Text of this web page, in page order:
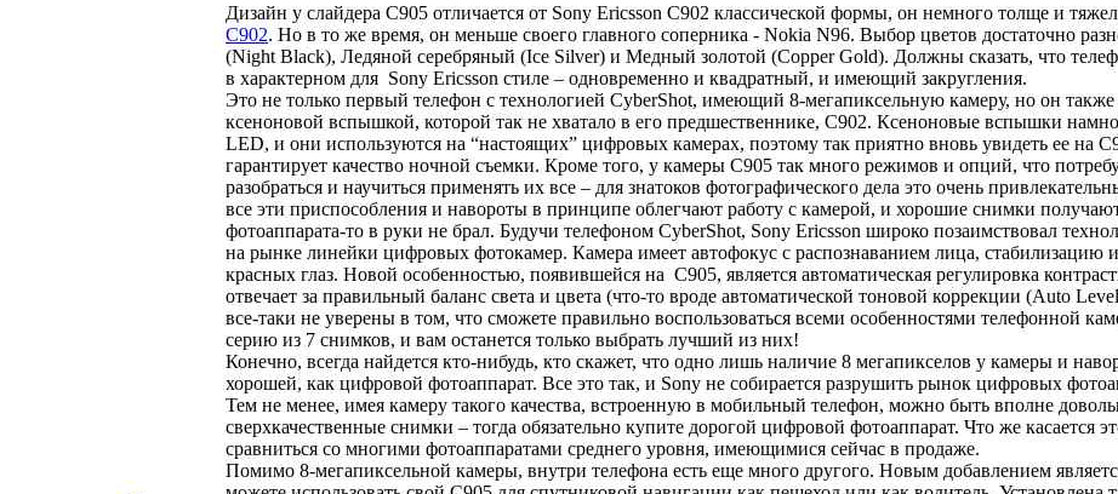
Дизайн у слайдера C905 отличается от Sony Ericsson C902 классической формы, он немного толще и
C902. Но в то же время, он меньше своего главного соперника - Nokia N96. Выбор цветов достаточно
(Night Black), Ледяной серебряный (Ice Silver) и Медный золотой (Copper Gold). Должны сказать, что
в характерном для Sony Ericsson стиле – одновременно и квадратный, и имеющий закругления.
Это не только первый телефон с технологией CyberShot, имеющий 8-мегапиксельную камеру, но он также
ксеноновой вспышкой, которой так не хватало в его предшественнике, C902. Ксеноновые вспышки
LED, и они используются на “настоящих” цифровых камерах, поэтому так приятно вновь увидеть ее на
гарантирует качество ночной съемки. Кроме того, у камеры C905 так много режимов и опций, что
разобраться и научиться применять их все – для знатоков фотографического дела это очень
все эти приспособления и навороты в принципе облегчают работу с камерой, и хорошие снимки
фотоаппарата-то в руки не брал. Будучи телефоном CyberShot, Sony Ericsson широко позаимствовал
на рынке линейки цифровых фотокамер. Камера имеет автофокус с распознаванием лица, стабилизацию
красных глаз. Новой особенностью, появившейся на C905, является автоматическая регулировка
отвечает за правильный баланс света и цвета (что-то вроде автоматической тоновой коррекции (Auto
все-таки не уверены в том, что сможете правильно воспользоваться всеми особенностями телефонной
серию из 7 снимков, и вам останется только выбрать лучший из них!
Конечно, всегда найдется кто-нибудь, кто скажет, что одно лишь наличие 8 мегапикселов у камеры и
хорошей, как цифровой фотоаппарат. Все это так, и Sony не собирается разрушить рынок цифровых
Тем не менее, имея камеру такого качества, встроенную в мобильный телефон, можно быть вполне
сверхкачественные снимки – тогда обязательно купите дорогой цифровой фотоаппарат. Что же касается
сравниться со многими фотоаппаратами среднего уровня, имеющимися сейчас в продаже.
Помимо 8-мегапиксельной камеры, внутри телефона есть еще много другого. Новым добавлением